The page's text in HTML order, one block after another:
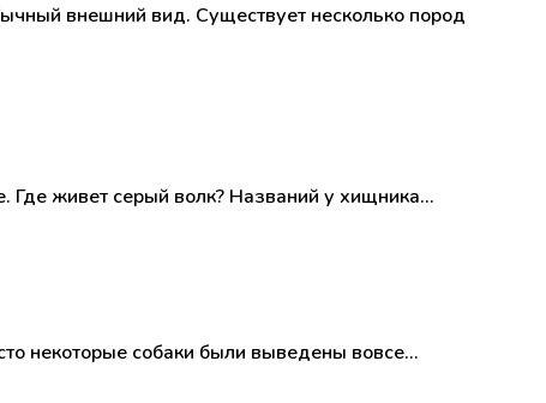
внешний вид. Существует несколько пород
Где живет серый волк? Названий у хищника…
некоторые собаки были выведены вовсе…